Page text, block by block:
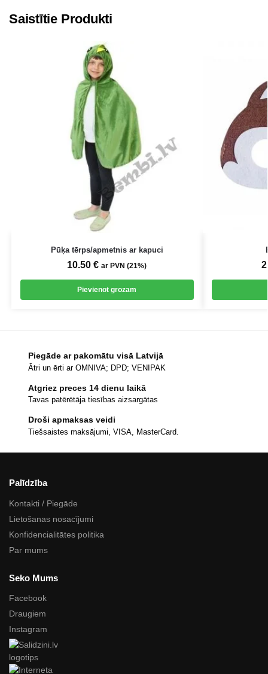
Saistītie Produkti
Pūķa tērps/apmetnis ar kapuci
10.50€ ar PVN (21%)
Pievienot grozam
Piegāde ar pakomātu visā Latvijā
Ātri un ērti ar OMNIVA; DPD; VENIPAK
Atgriez preces 14 dienu laikā
Tavas patērētāja tiesības aizsargātas
Droši apmaksas veidi
Tiešsaistes maksājumi, VISA, MasterCard.
Palīdzība
Kontakti / Piegāde
Lietošanas nosacījumi
Konfidencialitātes politika
Par mums
Seko Mums
Facebook
Draugiem
Instagram